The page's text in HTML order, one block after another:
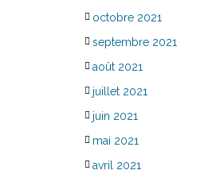
octobre 2021
septembre 2021
août 2021
juillet 2021
juin 2021
mai 2021
avril 2021